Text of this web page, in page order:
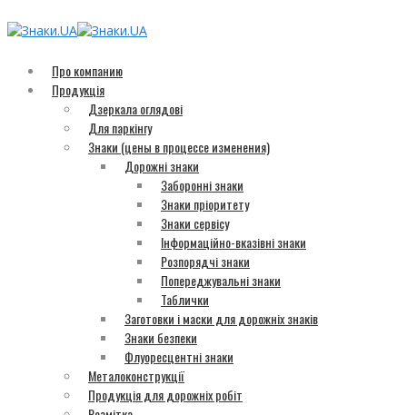
Про компанию
Продукція
Дзеркала оглядові
Для паркінгу
Знаки (цены в процессе изменения)
Дорожні знаки
Заборонні знаки
Знаки пріоритету
Знаки сервісу
Інформаційно-вказівні знаки
Розпорядчі знаки
Попереджувальні знаки
Таблички
Заготовки і маски для дорожніх знаків
Знаки безпеки
Флуоресцентні знаки
Металоконструкції
Продукція для дорожніх робіт